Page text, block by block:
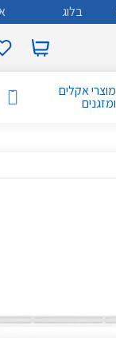
בלוג
מוצרי אקלים
ומזגנים